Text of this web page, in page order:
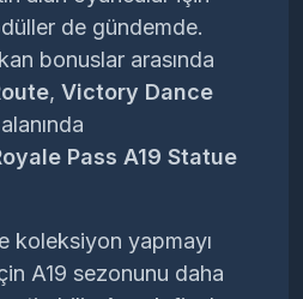
de gündemde.
bonuslar arasında
, Victory Dance
Pass A19 Statue
koleksiyon yapmayı
A19 sezonunu daha